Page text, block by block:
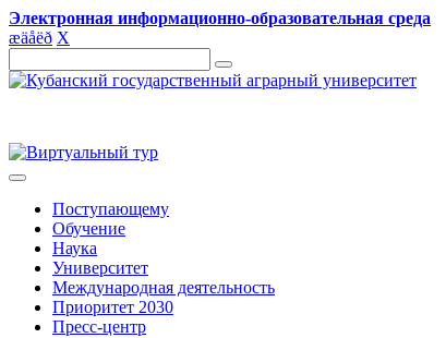
Электронная информационно-образовательная среда
æäåëð X
Поступающему
Обучение
Наука
Университет
Международная деятельность
Приоритет 2030
Пресс-центр